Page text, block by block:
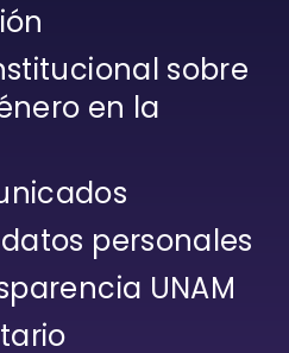
sobre
en la
personales
UNAM